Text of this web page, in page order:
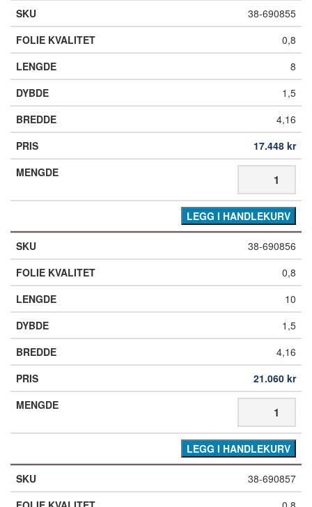
38-690855
0,8
8
1,5
4,16
17.448 kr
LEGG I HANDLEKURV
38-690856
0,8
10
1,5
4,16
21.060 kr
LEGG I HANDLEKURV
38-690857